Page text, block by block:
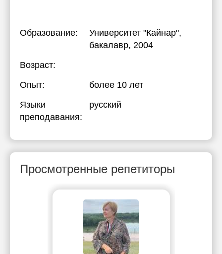
Образование: Университет "Кайнар",
бакалавр, 2004
Возраст:
Опыт:
более 10 лет
Языки
преподавания:
русский
Просмотренные репетиторы